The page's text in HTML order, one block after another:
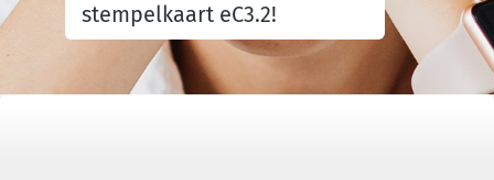
stempelkaart eC3.2!